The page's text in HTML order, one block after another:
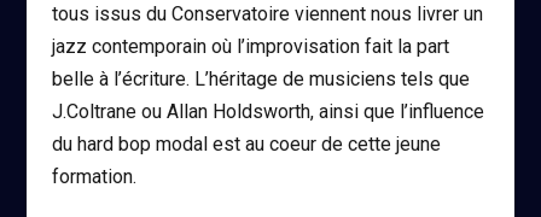
tous issus du Conservatoire viennent nous livrer un
jazz contemporain où l’improvisation fait la part
belle à l’écriture. L’héritage de musiciens tels que
J.Coltrane ou Allan Holdsworth, ainsi que l’influence
du hard bop modal est au coeur de cette jeune
formation.